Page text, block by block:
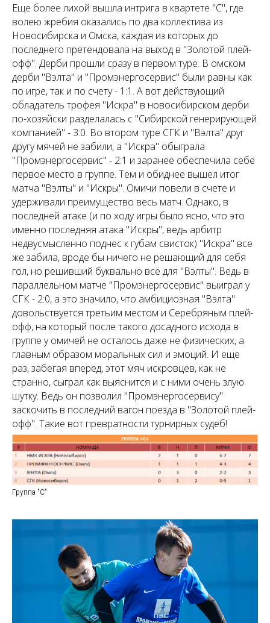
Еще более лихой вышла интрига в квартете "С", где
волею жребия оказались по два коллектива из
Новосибирска и Омска, каждая из которых до
последнего претендовала на выход в "Золотой плей-
офф". Дерби прошли сразу в первом туре. В омском
дерби "Вэлта" и "Промэнергосервис" были равны как
по игре, так и по счету - 1:1. А вот действующий
обладатель трофея "Искра" в новосибирском дерби
по-хозяйски разделалась с "Сибирской генерирующей
компанией" - 3:0. Во втором туре СГК и "Вэлта" друг
другу мячей не забили, а "Искра" обыграла
"Промэнергосервис" - 2:1 и заранее обеспечила себе
первое место в группе. Тем и обиднее вышел итог
матча "Вэлты" и "Искры". Омичи повели в счете и
удерживали преимущество весь матч. Однако, в
последней атаке (и по ходу игры было ясно, что это
именно последняя атака "Искры", ведь арбитр
недвусмысленно поднес к губам свисток) "Искра" все
же забила, вроде бы ничего не решающий для себя
гол, но решивший буквально всё для "Вэлты". Ведь в
параллельном матче "Промэнергосервис" выиграл у
СГК - 2:0, а это значило, что амбициозная "Вэлта"
довольствуется третьим местом и Серебряным плей-
офф, на который после такого досадного исхода в
группе у омичей не осталось даже не физических, а
главным образом моральных сил и эмоций. И еще
раз, забегая вперед, этот мяч искровцев, как не
странно, сыграл как выяснится и с ними очень злую
шутку. Ведь он позволил "Промэнергосервису"
заскочить в последний вагон поезда в "Золотой плей-
офф". Такие вот превратности турнирных судеб!
Группа "C"